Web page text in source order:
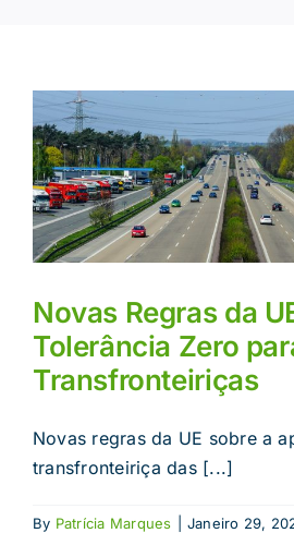
Novas Regras da
Tolerância Zero
Transfronteiriças
Novas regras da UE sobre a
transfronteiriça das [...]
By Patrícia Marques Janeiro 29,